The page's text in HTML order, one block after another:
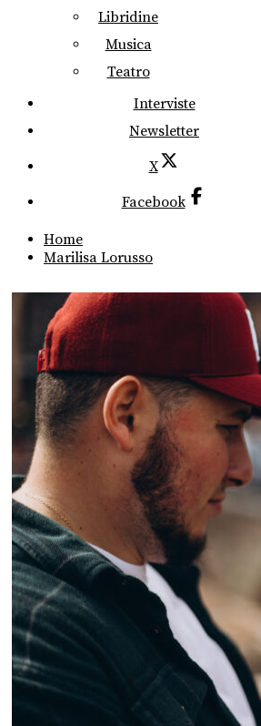
Libridine
Musica
Teatro
Interviste
Newsletter
X
Facebook
Home
Marilisa Lorusso